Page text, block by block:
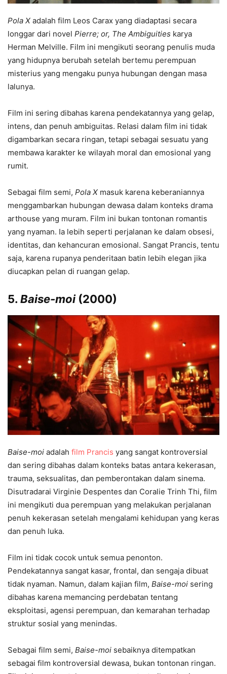
Pola X adalah film Leos Carax yang diadaptasi secara
longgar dari novel Pierre; or, The Ambiguities karya
Herman Melville. Film ini mengikuti seorang penulis muda
yang hidupnya berubah setelah bertemu perempuan
misterius yang mengaku punya hubungan dengan masa
lalunya.
Film ini sering dibahas karena pendekatannya yang gelap,
intens, dan penuh ambiguitas. Relasi dalam film ini tidak
digambarkan secara ringan, tetapi sebagai sesuatu yang
membawa karakter ke wilayah moral dan emosional yang
rumit.
Sebagai film semi, Pola X masuk karena keberaniannya
menggambarkan hubungan dewasa dalam konteks drama
arthouse yang muram. Film ini bukan tontonan romantis
yang nyaman. Ia lebih seperti perjalanan ke dalam obsesi,
identitas, dan kehancuran emosional. Sangat Prancis, tentu
saja, karena rupanya penderitaan batin lebih elegan jika
diucapkan pelan di ruangan gelap.
5. Baise-moi(2000)
Baise-moi adalah film Prancis yang sangat kontroversial
dan sering dibahas dalam konteks batas antara kekerasan,
trauma, seksualitas, dan pemberontakan dalam sinema.
Disutradarai Virginie Despentes dan Coralie Trinh Thi, film
ini mengikuti dua perempuan yang melakukan perjalanan
penuh kekerasan setelah mengalami kehidupan yang keras
dan penuh luka.
Film ini tidak cocok untuk semua penonton.
Pendekatannya sangat kasar, frontal, dan sengaja dibuat
tidak nyaman. Namun, dalam kajian film, Baise-moi sering
dibahas karena memancing perdebatan tentang
eksploitasi, agensi perempuan, dan kemarahan terhadap
struktur sosial yang menindas.
Sebagai film semi, Baise-moi sebaiknya ditempatkan
sebagai film kontroversial dewasa, bukan tontonan ringan.